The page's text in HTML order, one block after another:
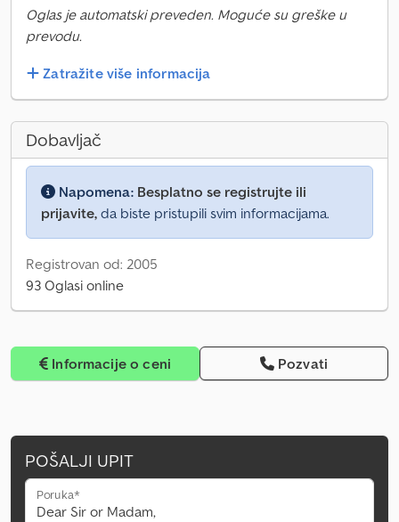
Oglas je automatski preveden. Moguće su greške u
prevodu.
Zatražite više informacija
Dobavljač
Napomena: Besplatno se registrujte ili
prijavite, da biste pristupili svim informacijama.
Registrovan od: 2005
93 Oglasi online
Informacije o ceni Pozvati
POŠALJI UPIT
Poruka*